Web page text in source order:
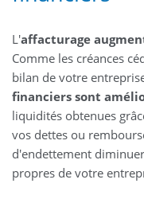
L'affacturage
Comme les créances
bilan de votre
financiers sont
liquidités obtenues
vos dettes ou
d'endettement
propres de votre